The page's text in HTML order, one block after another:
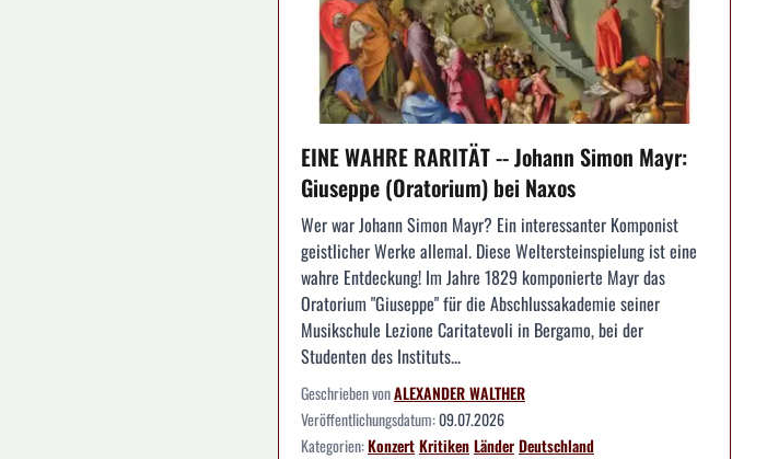
EINE WAHRE RARITÄT -- Johann Simon Mayr:
Giuseppe (Oratorium) bei Naxos
Wer war Johann Simon Mayr? Ein interessanter Komponist
geistlicher Werke allemal. Diese Weltersteinspielung ist eine
wahre Entdeckung! Im Jahre 1829 komponierte Mayr das
Oratorium "Giuseppe" für die Abschlussakademie seiner
Musikschule Lezione Caritatevoli in Bergamo, bei der
Studenten des Instituts...
Geschrieben vonALEXANDER WALTHER
Veröffentlichungsdatum:09.07.2026
Kategorien:KonzertKritikenLänderDeutschland